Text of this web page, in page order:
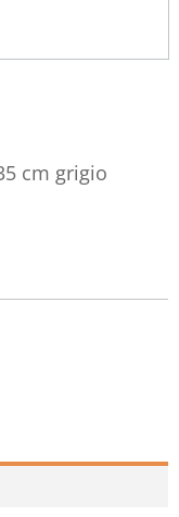
cm grigio